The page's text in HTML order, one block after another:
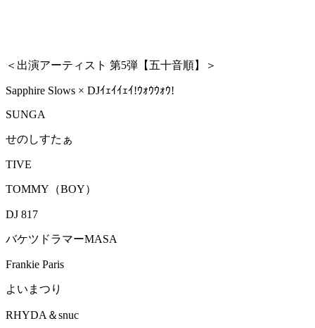
＜出演アーティスト 第5弾【五十音順】＞
Sapphire Slows × DJｲｪｲｲｪｲ!ｳｫｳｳｫｳ!
SUNGA
せのしすたぁ
TIVE
TOMMY（BOY）
DJ 817
バケツドラマーMASA
Frankie Paris
よいまつり
RHYDA＆snuc